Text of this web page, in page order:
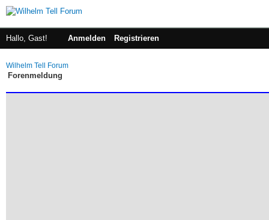
Hallo, Gast! Anmelden Registrieren
Wilhelm Tell Forum
Forenmeldung